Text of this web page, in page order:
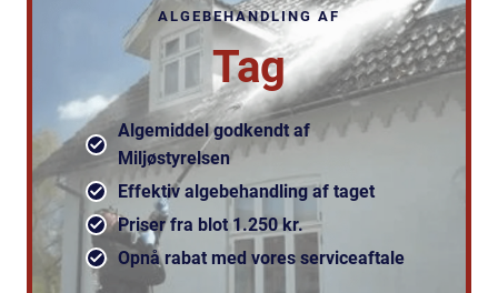
ALGEBEHANDLING AF
Tag
Algemiddel godkendt af
Miljøstyrelsen
Effektiv algebehandling af taget
Priser fra blot 1.250 kr.
Opnå rabat med vores serviceaftale